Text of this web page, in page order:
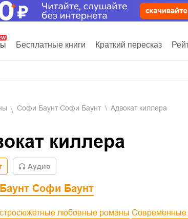
Бесплатные книги Краткий пересказ
Софи Баунт Софи Баунт Адвокат киллера
киллера
Aудио
Софи Баунт
Остросюжетные любовные романы